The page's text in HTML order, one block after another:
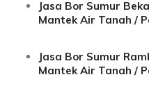
Jasa Bor Sumur
Mantek Air Tanah /
Jasa Bor Sumur
Mantek Air Tanah /